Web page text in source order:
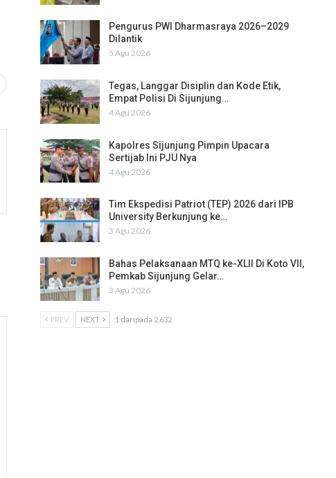
Pengurus PWI Dharmasraya 2026–2029
Dilantik
5 Agu 2026
Tegas, Langgar Disiplin dan Kode Etik,
Empat Polisi Di Sijunjung…
4 Agu 2026
Kapolres Sijunjung Pimpin Upacara
Sertijab Ini PJU Nya
4 Agu 2026
Tim Ekspedisi Patriot (TEP) 2026 dari IPB
University Berkunjung ke…
3 Agu 2026
Bahas Pelaksanaan MTQ ke-XLII Di Koto VII,
Pemkab Sijunjung Gelar…
3 Agu 2026
PREV NEXT 1 daripada 2,632